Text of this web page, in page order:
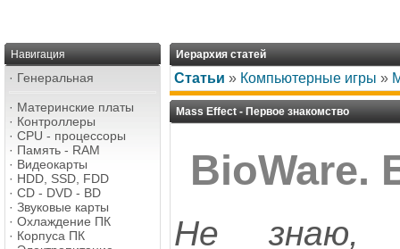
Навигация
· Генеральная
· Материнские платы
· Контроллеры
· CPU - процессоры
· Память - RAM
· Видеокарты
· HDD, SSD, FDD
· CD - DVD - BD
· Звуковые карты
· Охлаждение ПК
· Корпуса ПК
Иерархия статей
Статьи » Компьютерные игры »
Mass Effect - Первое знакомство
BioWare.
Не знаю,